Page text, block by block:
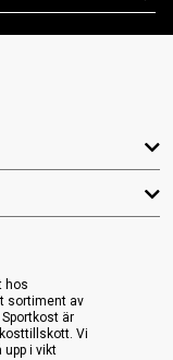
hos
sortiment av
är
Vi
upp i vikt